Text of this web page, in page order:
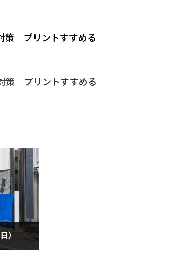
策 プリントすすめる
策 プリントすすめる
）